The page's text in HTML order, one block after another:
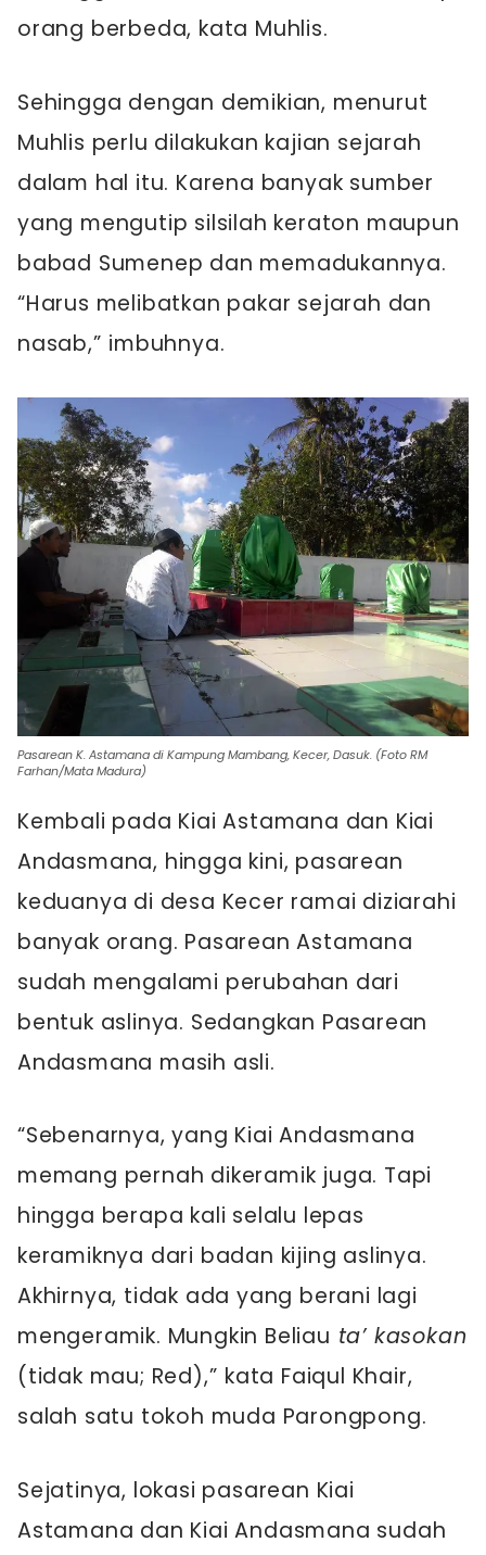
orang berbeda, kata Muhlis.
Sehingga dengan demikian, menurut
Muhlis perlu dilakukan kajian sejarah
dalam hal itu. Karena banyak sumber
yang mengutip silsilah keraton maupun
babad Sumenep dan memadukannya.
“Harus melibatkan pakar sejarah dan
nasab,” imbuhnya.
Pasarean K. Astamana di Kampung Mambang, Kecer, Dasuk. (Foto RM
Farhan/Mata Madura)
Kembali pada Kiai Astamana dan Kiai
Andasmana, hingga kini, pasarean
keduanya di desa Kecer ramai diziarahi
banyak orang. Pasarean Astamana
sudah mengalami perubahan dari
bentuk aslinya. Sedangkan Pasarean
Andasmana masih asli.
“Sebenarnya, yang Kiai Andasmana
memang pernah dikeramik juga. Tapi
hingga berapa kali selalu lepas
keramiknya dari badan kijing aslinya.
Akhirnya, tidak ada yang berani lagi
mengeramik. Mungkin Beliau ta’ kasokan
(tidak mau; Red),” kata Faiqul Khair,
salah satu tokoh muda Parongpong.
Sejatinya, lokasi pasarean Kiai
Astamana dan Kiai Andasmana sudah